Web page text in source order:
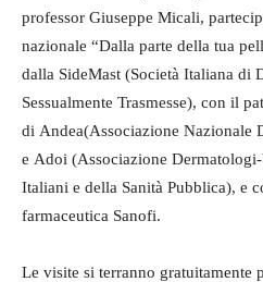
professor Giuseppe Micali,
nazionale “Dalla parte della tua
dalla SideMast (Società Italiana di
Sessualmente Trasmesse), con il
di Andea(Associazione Nazionale
e Adoi (Associazione
Italiani e della Sanità Pubblica), e
farmaceutica Sanofi.
Le visite si terranno gratuitamente